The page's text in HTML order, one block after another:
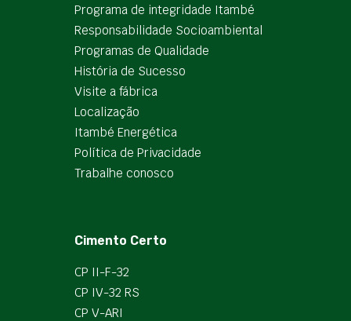
Programa de integridade Itambé
Responsabilidade Socioambiental
Programas de Qualidade
História de Sucesso
Visite a fábrica
Localização
Itambé Energética
Política de Privacidade
Trabalhe conosco
Cimento Certo
CP II-F-32
CP IV-32 RS
CP V-ARI